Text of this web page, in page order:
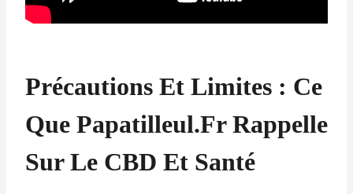
Précautions Et Limites : Ce
Que Papatilleul.fr Rappelle
Sur Le CBD Et Santé